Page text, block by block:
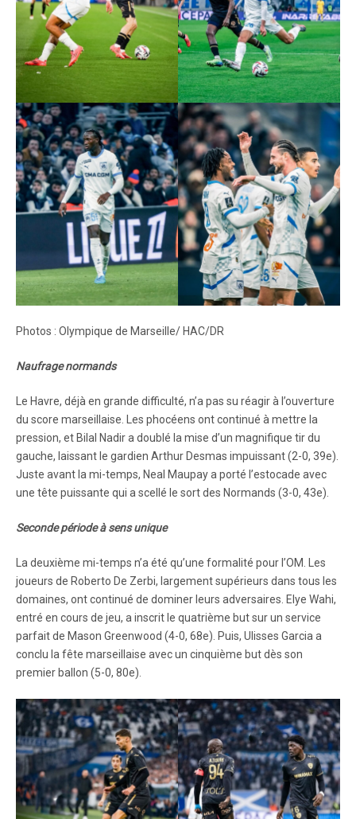
Photos : Olympique de Marseille/ HAC/DR
Naufrage normands
Le Havre, déjà en grande difficulté, n’a pas su réagir à l’ouverture
du score marseillaise. Les phocéens ont continué à mettre la
pression, et Bilal Nadir a doublé la mise d’un magnifique tir du
gauche, laissant le gardien Arthur Desmas impuissant (2-0, 39e).
Juste avant la mi-temps, Neal Maupay a porté l’estocade avec
une tête puissante qui a scellé le sort des Normands (3-0, 43e).
Seconde période à sens unique
La deuxième mi-temps n’a été qu’une formalité pour l’OM. Les
joueurs de Roberto De Zerbi, largement supérieurs dans tous les
domaines, ont continué de dominer leurs adversaires. Elye Wahi,
entré en cours de jeu, a inscrit le quatrième but sur un service
parfait de Mason Greenwood (4-0, 68e). Puis, Ulisses Garcia a
conclu la fête marseillaise avec un cinquième but dès son
premier ballon (5-0, 80e).